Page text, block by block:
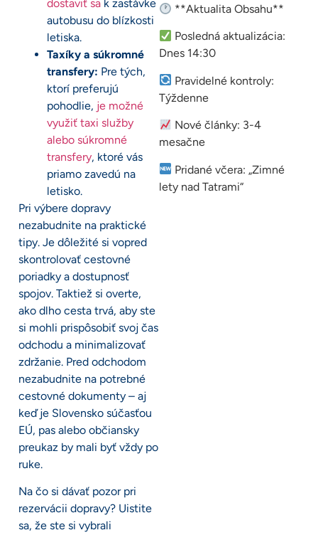
dostaviť sa k zastávke
autobusu do blízkosti
letiska.
Taxíky a súkromné
transfery: Pre tých,
ktorí preferujú
pohodlie, je možné
využiť taxi služby
alebo súkromné
transfery, ktoré vás
priamo zavedú na
letisko.
Pri výbere dopravy
nezabudnite na praktické
tipy. Je dôležité si vopred
skontrolovať cestovné
poriadky a dostupnosť
spojov. Taktiež si overte,
ako dlho cesta trvá, aby ste
si mohli prispôsobiť svoj čas
odchodu a minimalizovať
zdržanie. Pred odchodom
nezabudnite na potrebné
cestovné dokumenty – aj
keď je Slovensko súčasťou
EÚ, pas alebo občiansky
preukaz by mali byť vždy po
ruke.
Na čo si dávať pozor pri
rezervácii dopravy? Uistite
sa, že ste si vybrali
**Aktualita Obsahu**
Posledná aktualizácia:
Dnes 14:30
Pravidelné kontroly:
Týždenne
Nové články: 3-4
mesačne
Pridané včera: „Zimné
lety nad Tatrami“